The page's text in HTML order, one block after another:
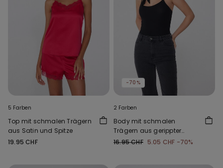
5 Farben
Top mit schmalen Trägern
aus Satin und Spitze
19.95 CHF
-70%
2 Farben
Body mit schmalen
Trägern aus gerippter
Baumwolle
16.95 CHF 5.05 CHF -70%